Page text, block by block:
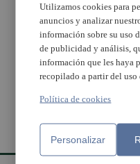
Se traslada al
General a una mujer
atacada por un perro
Xirivella
Utilizamos cookies para
anuncios y analizar
información sobre su uso
de publicidad y análisis,
información que les haya
recopilado a partir del uso
Política de cookies
Personalizar